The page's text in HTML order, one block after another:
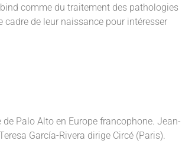
comme du traitement des pathologies
de leur naissance pour intéresser
Palo Alto en Europe francophone. Jean-
García-Rivera dirige Circé (Paris).